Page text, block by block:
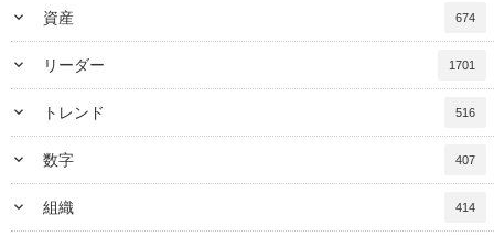
keyboard_arrow_down 資産 674
keyboard_arrow_down リーダー 1701
keyboard_arrow_down トレンド 516
keyboard_arrow_down 数字 407
keyboard_arrow_down 組織 414